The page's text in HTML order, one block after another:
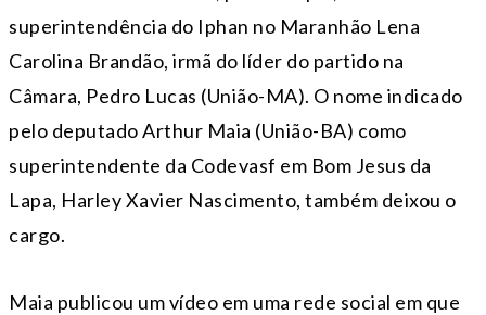
superintendência do Iphan no Maranhão Lena
Carolina Brandão, irmã do líder do partido na
Câmara, Pedro Lucas (União-MA). O nome indicado
pelo deputado Arthur Maia (União-BA) como
superintendente da Codevasf em Bom Jesus da
Lapa, Harley Xavier Nascimento, também deixou o
cargo.
Maia publicou um vídeo em uma rede social em que